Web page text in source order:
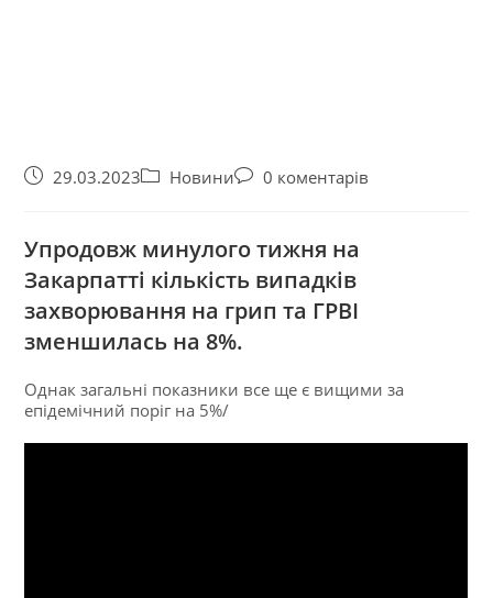
29.03.2023 Новини 0 коментарів
Упродовж минулого тижня на
Закарпатті кількість випадків
захворювання на грип та ГРВІ
зменшилась на 8%.
Однак загальні показники все ще є вищими за
епідемічний поріг на 5%/